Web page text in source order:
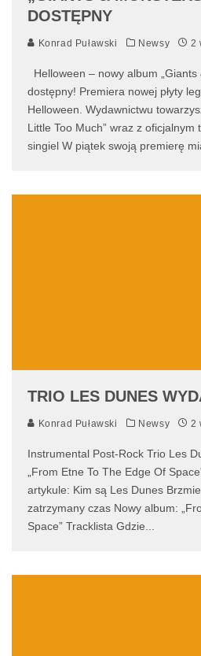
DOSTĘPNY
Konrad Puławski Newsy 2
Helloween – nowy album „Giants
dostępny! Premiera nowej płyty
Helloween. Wydawnictwu
Little Too Much” wraz z
singiel W piątek swoją premierę
TRIO LES DUNES
Konrad Puławski Newsy 2
Instrumental Post-Rock Trio Les
„From Etne To The Edge Of
artykule: Kim są Les Dunes
zatrzymany czas Nowy album:
Space” Tracklista Gdzie